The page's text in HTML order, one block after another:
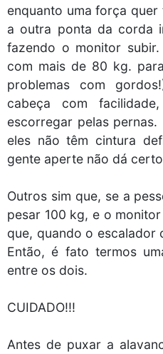
enquanto uma força
a outra ponta da corda
fazendo o monitor
com mais de 80 kg.
problemas com
cabeça com
escorregar pelas
eles não têm cintura
gente aperte não dá
Outros sim que, se a
pesar 100 kg, e o
que, quando o escalador
Então, é fato termos
entre os dois.
CUIDADO!!!
Antes de puxar a